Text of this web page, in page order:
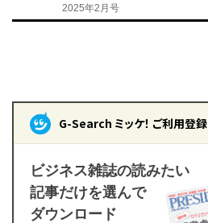
2025年2月号
G-Search ミッケ！ ご利用登録
ビジネス雑誌の読みたい
記事だけを選んで
ダウンロード